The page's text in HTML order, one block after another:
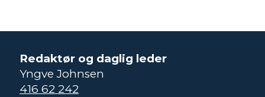
Redaktør og daglig leder
Yngve Johnsen
416 62 242